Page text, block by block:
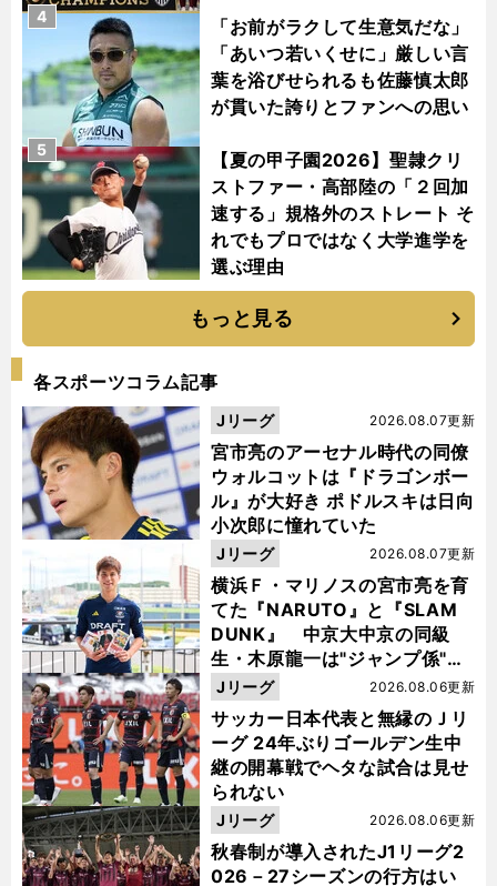
「お前がラクして生意気だな」
「あいつ若いくせに」厳しい言
葉を浴びせられるも佐藤慎太郎
が貫いた誇りとファンへの思い
4
【夏の甲子園2026】聖隷クリ
ストファー・高部陸の「２回加
速する」規格外のストレート そ
れでもプロではなく大学進学を
選ぶ理由
5
もっと見る
各スポーツコラム記事
宮市亮のアーセナル時代の同僚
ウォルコットは『ドラゴンボー
ル』が大好き ポドルスキは日向
小次郎に憧れていた
2026.08.07更新
Jリーグ
横浜Ｆ・マリノスの宮市亮を育
てた『NARUTO』と『SLAM
DUNK』 中京大中京の同級
生・木原龍一は"ジャンプ係"だ
った
2026.08.07更新
Jリーグ
サッカー日本代表と無縁のＪリ
ーグ 24年ぶりゴールデン生中
継の開幕戦でヘタな試合は見せ
られない
2026.08.06更新
Jリーグ
秋春制が導入されたJ1リーグ2
026－27シーズンの行方はい
2026.08.06更新
Jリーグ